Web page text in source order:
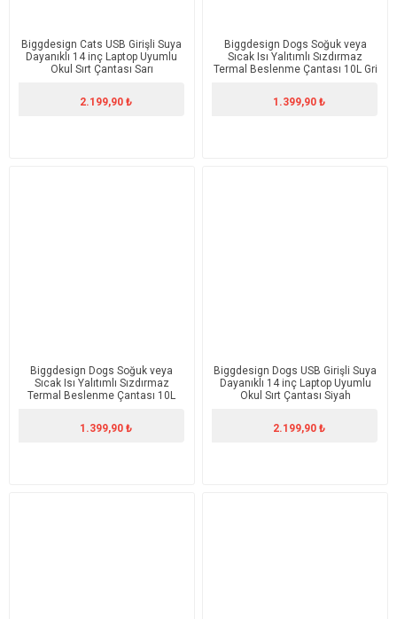
Biggdesign Cats USB Girişli Suya
Dayanıklı 14 inç Laptop Uyumlu
Okul Sırt Çantası Sarı
2.199,90 ₺
Biggdesign Dogs Soğuk veya
Sıcak Isı Yalıtımlı Sızdırmaz
Termal Beslenme Çantası 10L Gri
1.399,90 ₺
Biggdesign Dogs Soğuk veya
Sıcak Isı Yalıtımlı Sızdırmaz
Termal Beslenme Çantası 10L
1.399,90 ₺
Biggdesign Dogs USB Girişli Suya
Dayanıklı 14 inç Laptop Uyumlu
Okul Sırt Çantası Siyah
2.199,90 ₺